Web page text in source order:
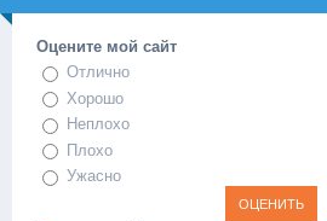
Оцените мой сайт
Отлично
Хорошо
Неплохо
Плохо
Ужасно